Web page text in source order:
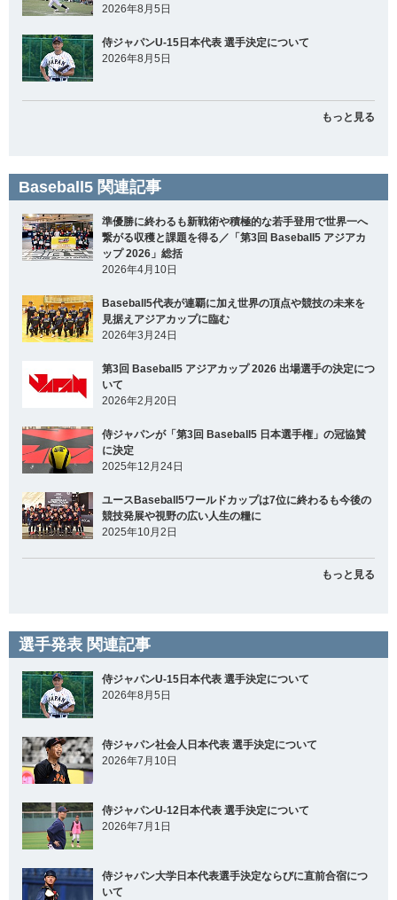
2026年8月5日
侍ジャパンU-15日本代表 選手決定について
2026年8月5日
もっと見る
Baseball5 関連記事
準優勝に終わるも新戦術や積極的な若手登用で世界一へ
繋がる収穫と課題を得る／「第3回 Baseball5 アジアカ
ップ 2026」総括
2026年4月10日
Baseball5代表が連覇に加え世界の頂点や競技の未来を
見据えアジアカップに臨む
2026年3月24日
第3回 Baseball5 アジアカップ 2026 出場選手の決定につ
いて
2026年2月20日
侍ジャパンが「第3回 Baseball5 日本選手権」の冠協賛
に決定
2025年12月24日
ユースBaseball5ワールドカップは7位に終わるも今後の
競技発展や視野の広い人生の糧に
2025年10月2日
もっと見る
選手発表 関連記事
侍ジャパンU-15日本代表 選手決定について
2026年8月5日
侍ジャパン社会人日本代表 選手決定について
2026年7月10日
侍ジャパンU-12日本代表 選手決定について
2026年7月1日
侍ジャパン大学日本代表選手決定ならびに直前合宿につ
いて